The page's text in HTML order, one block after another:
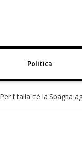
Politica
Per l’Italia c’è la Spagna